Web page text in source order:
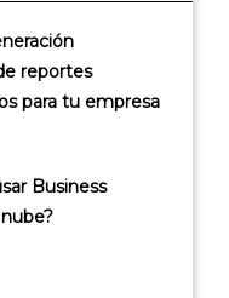
reportes
para tu empresa
Business